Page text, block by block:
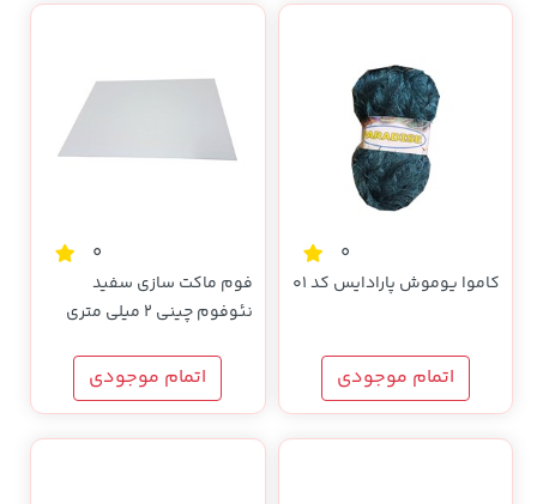
0
کاموا یوموش پارادایس کد 01
اتمام موجودی
0
فوم ماکت سازی سفید
نئوفوم چینی 2 میلی متری
اتمام موجودی